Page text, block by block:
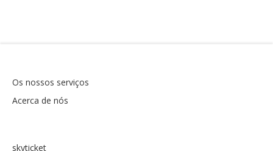
Os nossos serviços
Acerca de nós
skyticket